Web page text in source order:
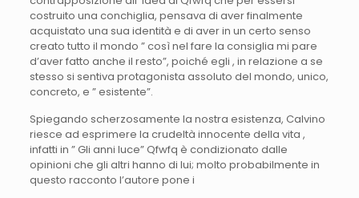
costruito una conchiglia, pensava di aver finalmente
acquistato una sua identità e di aver in un certo senso
creato tutto il mondo ” così nel fare la consiglia mi pare
d’aver fatto anche il resto”, poiché egli , in relazione a se
stesso si sentiva protagonista assoluto del mondo, unico,
concreto, e ” esistente”.
Spiegando scherzosamente la nostra esistenza, Calvino
riesce ad esprimere la crudeltà innocente della vita ,
infatti in ” Gli anni luce” Qfwfq è condizionato dalle
opinioni che gli altri hanno di lui; molto probabilmente in
questo racconto l’autore pone i